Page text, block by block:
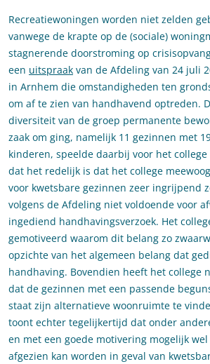
Recreatiewoningen worden niet zelden
vanwege de krapte op de (sociale)
stagnerende doorstroming op
een uitspraak van de Afdeling van 24 juli
in Arnhem die omstandigheden ten
om af te zien van handhavend optreden.
diversiteit van de groep permanente
zaak om ging, namelijk 11 gezinnen met
kinderen, speelde daarbij voor het
dat het redelijk is dat het college
voor kwetsbare gezinnen zeer ingrijpend
volgens de Afdeling niet voldoende voor
ingediend handhavingsverzoek. Het
gemotiveerd waarom dit belang zo
opzichte van het algemeen belang dat
handhaving. Bovendien heeft het college
dat de gezinnen met een passende
staat zijn alternatieve woonruimte te
toont echter tegelijkertijd dat onder
en met een goede motivering mogelijk
afgezien kan worden in geval van